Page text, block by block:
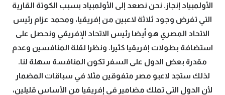
الأولمبياد إنجاز. نحن نصعد إلى الأولمبياد بسبب الكوتة القارية
التي تفرض وجود ثلاثة لاعبين من إفريقيا، ومحمد عزام رئيس
الاتحاد المصري هو أيضا رئيس الاتحاد الإفريقي ونحصل على
استضافة بطولات إفريقيا كثيرا. ونظرا لقلة المنافسين وعدم
مقدرة بعض الدول على السفر تكون المنافسة سهلة لنا.
لذلك ستجد لاعبو مصر متفوقين مثلا في سباقات المضمار
لأن الدول التي تملك مضامير في إفريقيا من الأساس قليلين،